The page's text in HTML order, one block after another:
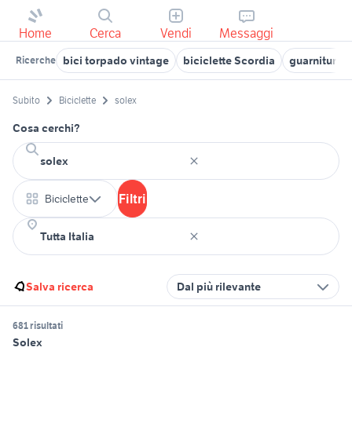
Home Cerca Vendi Messaggi
Ricerche bici torpado vintage biciclette Scordia guarnitura
Subito Biciclette solex
Cosa cerchi?
Biciclette Filtri
Salva ricerca Dal più rilevante
681 risultati
Solex